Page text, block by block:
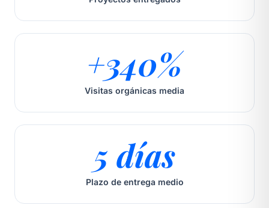
+340%
Visitas orgánicas media
5 días
Plazo de entrega medio